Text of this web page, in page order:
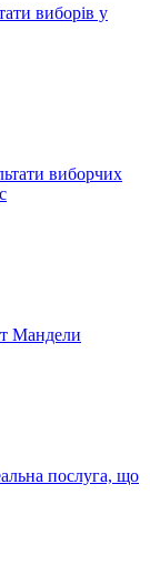
виборів у
виборчих
Мандели
послуга, що